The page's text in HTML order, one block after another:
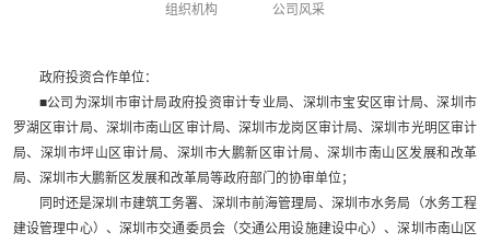
组织机构 公司风采
政府投资合作单位：
■公司为深圳市审计局政府投资审计专业局、深圳市宝安区审计局、深圳市
罗湖区审计局、深圳市南山区审计局、深圳市龙岗区审计局、深圳市光明区审计
局、深圳市坪山区审计局、深圳市大鹏新区审计局、深圳市南山区发展和改革
局、深圳市大鹏新区发展和改革局等政府部门的协审单位；
同时还是深圳市建筑工务署、深圳市前海管理局、深圳市水务局（水务工程
建设管理中心）、深圳市交通委员会（交通公用设施建设中心）、深圳市南山区